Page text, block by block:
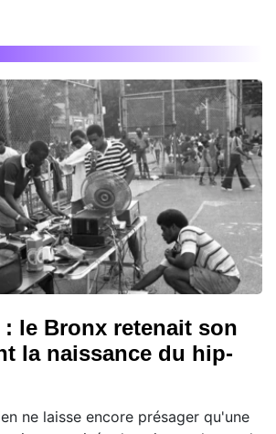
: le Bronx retenait son
la naissance du hip-
ne laisse encore présager qu'une